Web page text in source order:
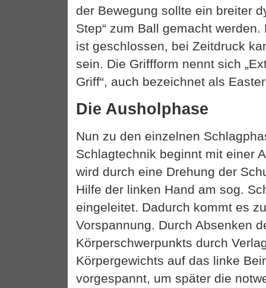
der Bewegung sollte ein breiter
Step“ zum Ball gemacht
ist geschlossen, bei Zeitdruck
sein. Die Griffform nennt sich
Griff“, auch bezeichnet als
Die Ausholphase
Nun zu den einzelnen
Schlagtechnik beginnt mit einer
wird durch eine Drehung der
Hilfe der linken Hand am sog.
eingeleitet. Dadurch kommt es
Vorspannung. Durch Absenken
Körperschwerpunkts durch
Körpergewichts auf das linke
vorgespannt, um später die